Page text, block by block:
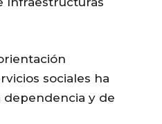
sociales ha
dependencia y de